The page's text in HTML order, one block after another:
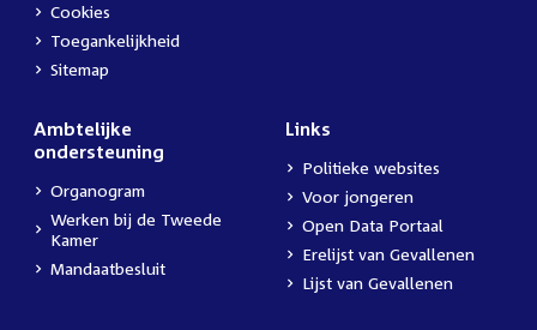
Cookies
Toegankelijkheid
Sitemap
Ambtelijke
ondersteuning
Organogram
Werken bij de Tweede
Kamer
Mandaatbesluit
Links
Politieke websites
Voor jongeren
Open Data Portaal
Erelijst van Gevallenen
Lijst van Gevallenen